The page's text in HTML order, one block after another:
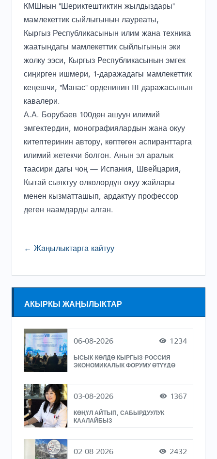
КМШнын "Шериктештиктин жылдыздары"
мамлекеттик сыйлыгынын лауреаты,
Кыргыз Республикасынын илим жана техника
жаатындагы мамлекеттик сыйлыгынын эки
жолку ээси, Кыргыз Республикасынын эмгек
сиңирген ишмери, 1-даражадагы мамлекеттик
кеңешчи, "Манас" орденинин III даражасынын
кавалери.
А.А. Борубаев 100дөн ашуун илимий
эмгектердин, монографиялардын жана окуу
китептеринин автору, көптөгөн аспиранттарга
илимий жетекчи болгон. Анын эл аралык
таасири дагы чоң — Испания, Швейцария,
Кытай сыяктуу өлкөлөрдүн окуу жайлары
менен кызматташып, ардактуу профессор
деген наамдарды алган.
← Жаңылыктарга кайтуу
АКЫРКЫ ЖАҢЫЛЫКТАР
06-08-2026 1234
ЫСЫК-КӨЛДӨ КЫРГЫЗ-РОССИЯ
ЭКОНОМИКАЛЫК ФОРУМУ ӨТҮҮДӨ
03-08-2026 1367
КӨҢҮЛ АЙТЫП, САБЫРДУУЛУК
КААЛАЙБЫЗ
02-08-2026 2432